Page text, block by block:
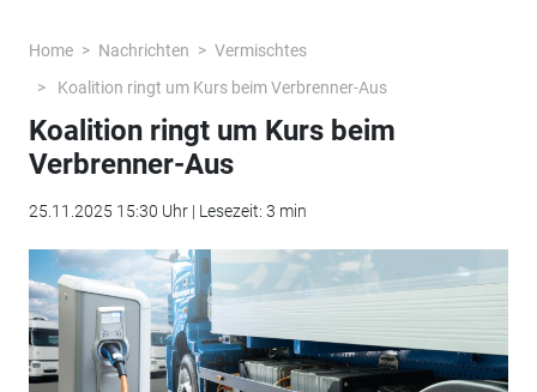
Home Nachrichten
Vermischtes
Koalition ringt um Kurs beim Verbrenner-Aus
Koalition ringt um Kurs beim
Verbrenner-Aus
25.11.2025 15:30 Uhr | Lesezeit: 3 min